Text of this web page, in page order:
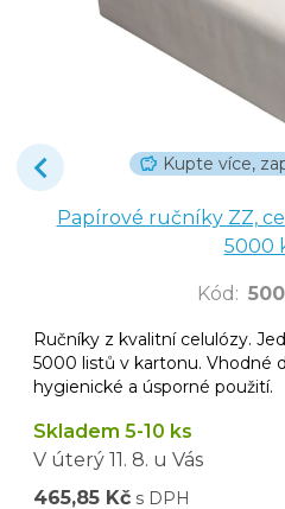
Kupte více,
Papírové ručníky ZZ,
5000
Kód :
Ručníky z kvalitní celulózy.
5000 listů v kartonu. Vhodné
hygienické a úsporné použití.
Skladem 5-10 ks
V úterý 11. 8. u Vás
465,85 Kč s DPH